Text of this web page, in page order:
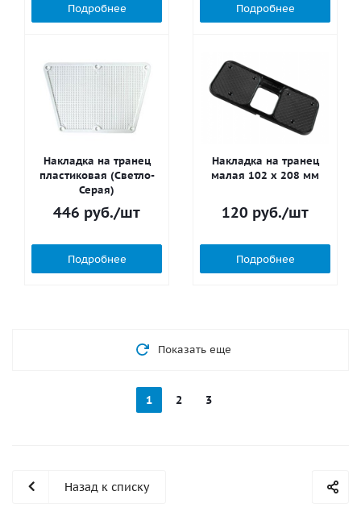
Подробнее Подробнее
Накладка на транец
пластиковая (Светло-
Серая)
446 руб./шт
Подробнее
Накладка на транец
малая 102 х 208 мм
120 руб./шт
Подробнее
Показать еще
1 2 3
Назад к списку